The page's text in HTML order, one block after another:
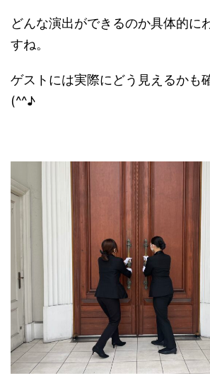
どんな演出ができるのか具体的に
すね。
ゲストには実際にどう見えるかも
(^^♪